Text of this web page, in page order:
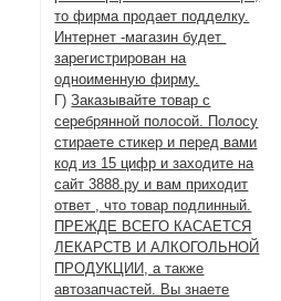
то фирма продает подделку.
Интернет -магазин будет
зарегистрирован на
одноименную фирму.
Г)Заказывайте товар с
серебрянной полосой. Полосу
стираете стикер и перед вами
код из 15 цифр и заходите на
сайт 3888.ру и вам приходит
ответ , что товар подлинный.
ПРЕЖДЕ ВСЕГО КАСАЕТСЯ
ЛЕКАРСТВ И АЛКОГОЛЬНОЙ
ПРОДУКЦИИ, а также
автозапчастей. Вы знаете